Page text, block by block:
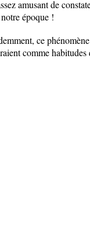
amusant de
époque !
ce
comme